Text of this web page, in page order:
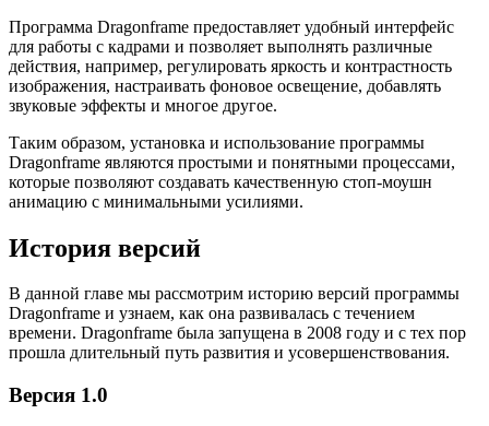
Программа Dragonframe предоставляет удобный интерфейс
для работы с кадрами и позволяет выполнять различные
действия, например, регулировать яркость и контрастность
изображения, настраивать фоновое освещение, добавлять
звуковые эффекты и многое другое.
Таким образом, установка и использование программы
Dragonframe являются простыми и понятными процессами,
которые позволяют создавать качественную стоп-моушн
анимацию с минимальными усилиями.
История версий
В данной главе мы рассмотрим историю версий программы
Dragonframe и узнаем, как она развивалась с течением
времени. Dragonframe была запущена в 2008 году и с тех пор
прошла длительный путь развития и усовершенствования.
Версия 1.0